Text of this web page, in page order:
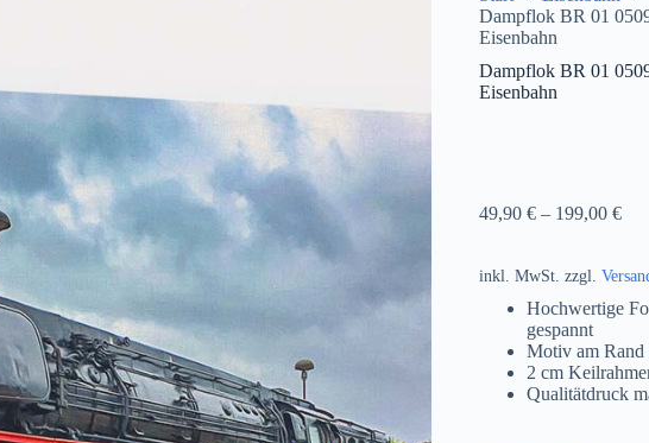
Dampflok BR 01
Eisenbahn
Dampflok BR 01
Eisenbahn
49,90€ – 199,00€
inkl. MwSt. zzgl.
Hochwertige
gespannt
Motiv am Rand
2 cm
Qualitätdruck